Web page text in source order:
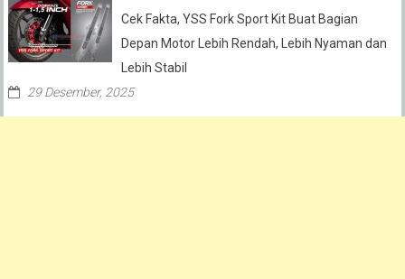
Cek Fakta, YSS Fork Sport Kit Buat Bagian
Depan Motor Lebih Rendah, Lebih Nyaman dan
Lebih Stabil
29 Desember, 2025